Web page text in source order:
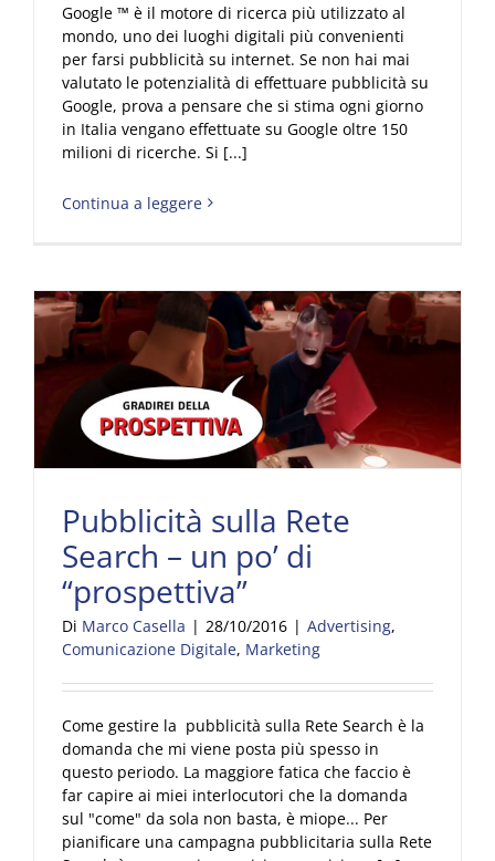
Google ™ è il motore di ricerca più utilizzato al
mondo, uno dei luoghi digitali più convenienti
per farsi pubblicità su internet. Se non hai mai
valutato le potenzialità di effettuare pubblicità su
Google, prova a pensare che si stima ogni giorno
in Italia vengano effettuate su Google oltre 150
milioni di ricerche. Si [...]
Continua a leggere
Pubblicità sulla Rete
Search – un po’ di
“prospettiva”
Di Marco Casella | 28/10/2016 | Advertising,
Comunicazione Digitale, Marketing
Come gestire la pubblicità sulla Rete Search è la
domanda che mi viene posta più spesso in
questo periodo. La maggiore fatica che faccio è
far capire ai miei interlocutori che la domanda
sul "come" da sola non basta, è miope... Per
pianificare una campagna pubblicitaria sulla Rete